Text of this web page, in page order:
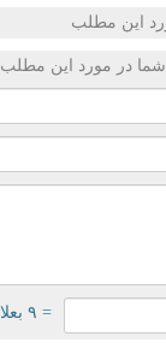
این مطلب
در مورد این مطلب
= ۹ بعلاوه ۳